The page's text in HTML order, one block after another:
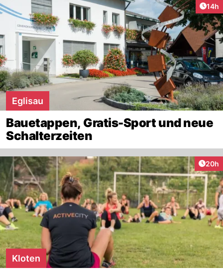
14h
Eglisau
Bauetappen, Gratis-Sport und neue
Schalterzeiten
20h
Kloten